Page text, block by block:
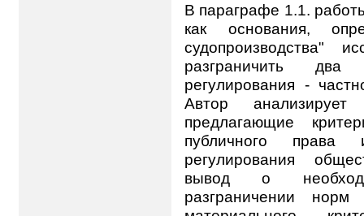
В параграфе 1.1.
как основания,
судопроизводства"
разграничить
регулирования -
Автор
предлагающие
публичного права
регулирования
вывод о
разграничении